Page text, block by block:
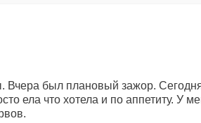
Вчера был плановый зажор.
ела что хотела и по аппетиту. У